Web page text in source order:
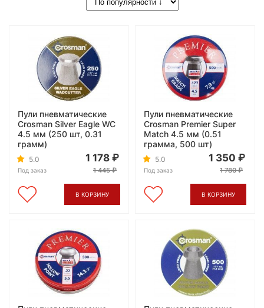
Пули пневматические
Crosman Silver Eagle WC
4.5 мм (250 шт, 0.31
грамм)
5.0
Под заказ
1 178
1 445
В КОРЗИНУ
Пули пневматические
Crosman Premier Super
Match 4.5 мм (0.51
грамма, 500 шт)
5.0
Под заказ
1 350
1 780
В КОРЗИНУ